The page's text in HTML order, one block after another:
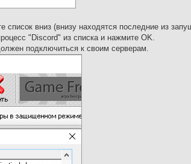
вниз (внизу находятся последние из
"Discord" из списка и нажмите OK.
подключиться к своим серверам.